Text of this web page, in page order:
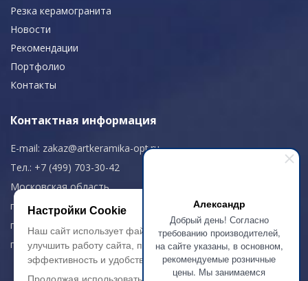
Александр
Добрый день! Согласно
требованию производителей,
на сайте указаны, в основном,
рекомендуемые розничные
цены. Мы занимаемся
Резка керамогранита
Новости
Рекомендации
Портфолио
Контакты
Контактная информация
E-mail: zakaz@artkeramika-opt.ru
Тел.: +7 (499) 703-30-42
Московская область,
г. Красногорск
пн-чт: 09.00-18.00
пт: 09.00-17.00
Настройки Cookie
Наш сайт использует файлы cookie, чтобы
улучшить работу сайта, повысить его
эффективность и удобство.